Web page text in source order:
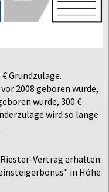
Grundzulage.
2008 geboren wurde,
wurde, 300 €
wird so lange
Vertrag erhalten
in Höhe